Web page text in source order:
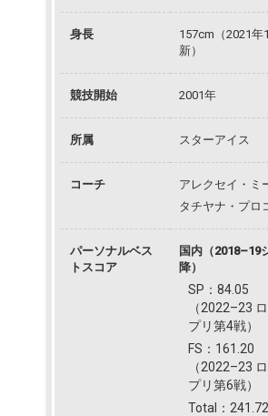
身長
157cm（2021年
新）
競技開始 2001年
所属 スターアイス
コーチ
アレクセイ・ミ
タチヤナ・プロ
パーソナルベス
トスコア
国内（2018–19
降）
SP：84.05
（2022–23
プリ第4戦）
FS：161.20
（2022–23
プリ第6戦）
Total：241.72